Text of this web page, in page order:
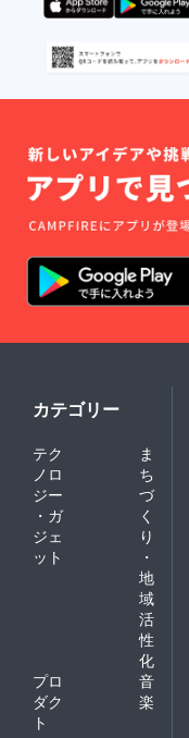
カテゴリー
テク
ノロ
ジー
・ガ
ジェ
ット
ま
ち
づ
く
り
・
地
域
活
性
化
プロ
ダク
ト
音
楽